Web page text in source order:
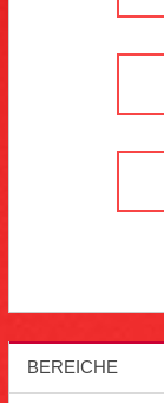
BEREICHE